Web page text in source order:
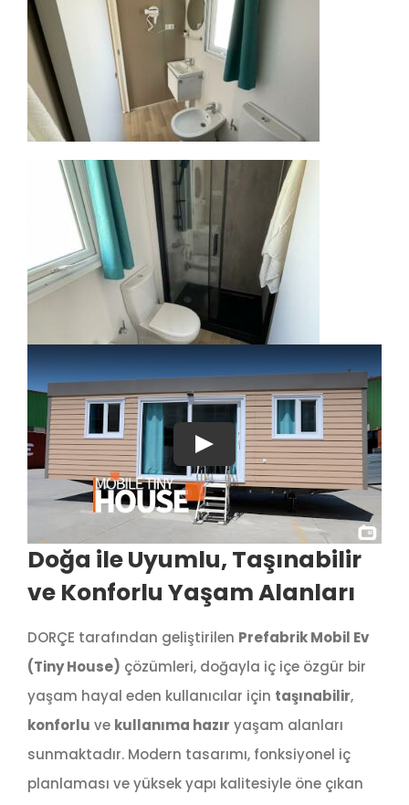
Play
Doğa ile Uyumlu, Taşınabilir
ve Konforlu Yaşam Alanları
DORÇE tarafından geliştirilen Prefabrik Mobil Ev
(Tiny House) çözümleri, doğayla iç içe özgür bir
yaşam hayal eden kullanıcılar için taşınabilir,
konforlu ve kullanıma hazır yaşam alanları
sunmaktadır. Modern tasarımı, fonksiyonel iç
planlaması ve yüksek yapı kalitesiyle öne çıkan